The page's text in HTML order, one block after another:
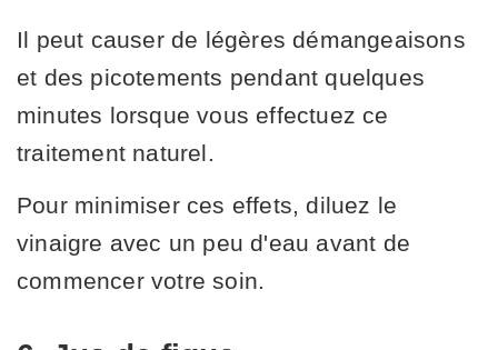
Il peut causer de légères démangeaisons
et des picotements pendant quelques
minutes lorsque vous effectuez ce
traitement naturel.
Pour minimiser ces effets, diluez le
vinaigre avec un peu d'eau avant de
commencer votre soin.